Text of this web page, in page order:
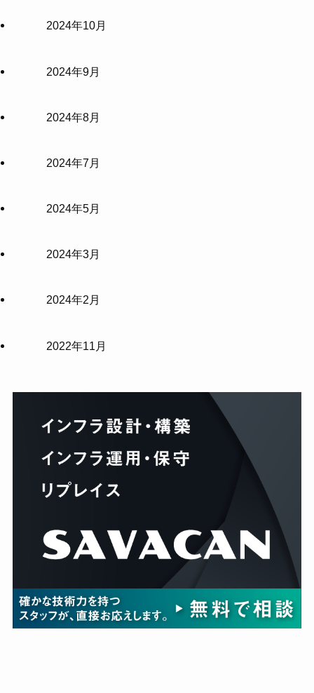
2024年10月
2024年9月
2024年8月
2024年7月
2024年5月
2024年3月
2024年2月
2022年11月